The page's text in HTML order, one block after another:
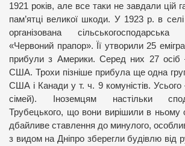
1921 років, але все таки не завдали цій
пам’ятці великої шкоди. У 1923 р. в
організована
«Червоний прапор». Її утворили 25
прибули з Америки. Серед них 27 осіб
США. Трохи пізніше прибула ще одна
США і Канади у т. ч. 9 комуністів. Усього
сімей). Іноземцям настільки
Трубецького, що вони вирішили в ньому
дбайливе ставлення до минулого,
з видом на Дніпро зберегли будівлю від